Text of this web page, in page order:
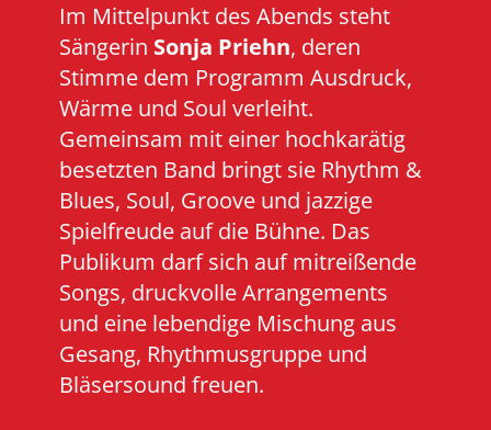
Im Mittelpunkt des Abends steht
Sängerin Sonja Priehn, deren
Stimme dem Programm Ausdruck,
Wärme und Soul verleiht.
Gemeinsam mit einer hochkarätig
besetzten Band bringt sie Rhythm &
Blues, Soul, Groove und jazzige
Spielfreude auf die Bühne. Das
Publikum darf sich auf mitreißende
Songs, druckvolle Arrangements
und eine lebendige Mischung aus
Gesang, Rhythmusgruppe und
Bläsersound freuen.